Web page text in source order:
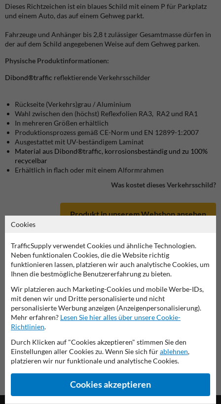
Verkehrsschild 315-65
diese Informationen ausdrucken
Übersicht der offiziellen Verkehrsschilder
Verkehrsschildkaufen.de
Dieses Richtzeichen ist ein blaues Schild mit einem P für Parkplatz
und einem Auto, das auf einem Gehweg parkt.
Fahrzeuge und Anhänger bis 2,8 t zulässiger Gesamtmasse dürfen in
der auf dem Schild angegebenen Weise auf dem Gehweg parken.
Physische Produktinformationen:
Dibond®traffic reflektierende Verkehrsschilder
Rückseite (Verkehrs)grau / Aluminium
Wahl zwischen den (höchst) Reflexfolien RA3, RA2 und RA1
In mehreren Größen erhältlich
Produktionsprozess gemäß CE-Norm und EN 12899-1:2007
Ausgestattet mit UV-beständigem Laminat
Material aus Dibond®traffic, korrosionsbeständig und zu 100%
recycelbar
Erhältlich in flach oder mit einem Alformrahmen
Was kostet dieses Verkehrsschild?
Produkt in unserem Webshop ansehen
Cookies
TrafficSupply verwendet Cookies und ähnliche Technologien.
Neben funktionalen Cookies, die die Website richtig
funktionieren lassen, platzieren wir auch analytische Cookies, um
Ihnen die bestmögliche Benutzererfahrung zu bieten.
Wir platzieren auch Marketing-Cookies und mobile Werbe-IDs,
mit denen wir und Dritte personalisierte und nicht
personalisierte Werbung anzeigen (Anzeigenpersonalisierung).
Mehr erfahren? Lesen Sie hier alles über unsere Cookie-
Richtlinien.
Durch Klicken auf "Cookies akzeptieren" stimmen Sie den
Einstellungen aller Cookies zu. Wenn Sie sich fürablehnen,
platzieren wir nur funktionale und analytische Cookies.
Cookies akzeptieren